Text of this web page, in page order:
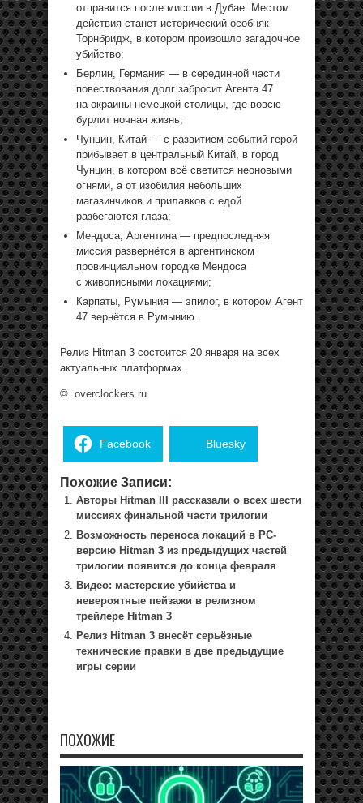
отправится после миссии в Дубае. Местом
действия станет исторический особняк
Торнбридж, в котором произошло загадочное
убийство;
Берлин, Германия — в серединной части
повествования долг забросит Агента 47
на окраины немецкой столицы, где вовсю
бурлит ночная жизнь;
Чунцин, Китай — с развитием событий герой
прибывает в центральный Китай, в город
Чунцин, в котором всё светится неоновыми
огнями, а от изобилия небольших
магазинчиков и прилавков с едой
разбегаются глаза;
Мендоса, Аргентина — предпоследняя
миссия развернётся в аргентинском
провинциальном городке Мендоса
с живописными локациями;
Карпаты, Румыния — эпилог, в котором Агент
47 вернётся в Румынию.
Релиз Hitman 3 состоится 20 января на всех
актуальных платформах.
© overclockers.ru
Facebook Bluesky
Похожие Записи:
Авторы Hitman III рассказали о всех шести
миссиях финальной части трилогии
Возможность переноса локаций в PC-
версию Hitman 3 из предыдущих частей
трилогии появится до конца февраля
Видео: мастерские убийства и
невероятные пейзажи в релизном
трейлере Hitman 3
Релиз Hitman 3 внесёт серьёзные
технические правки в две предыдущие
игры серии
ПОХОЖИЕ